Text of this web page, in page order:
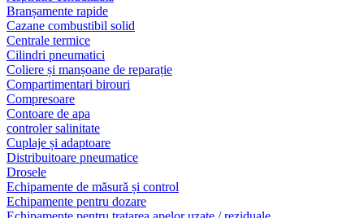
Branșamente rapide
Cazane combustibil solid
Centrale termice
Cilindri pneumatici
Coliere și manșoane de reparație
Compartimentari birouri
Compresoare
Contoare de apa
controler salinitate
Cuplaje și adaptoare
Distribuitoare pneumatice
Drosele
Echipamente de măsură și control
Echipamente pentru dozare